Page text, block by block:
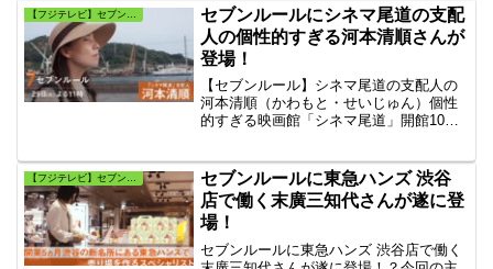
込んだ老舗おでん店・看板娘『中津川真
生子さん』さんの7つのルールとは？
セブンルールにシネマ尾道の支配
人の個性的すぎる河本清順さんが
登場！
【セブンルール】シネマ尾道の支配人の
河本清順（かわもと・せいじゅん）個性
的すぎる映画館「シネマ尾道」開館10年
（かわもと・せいじゅん）さんが絶対守
りたいセブンルールとは?
【フジテレビ】セブンルール
セブンルールに東急ハンズ 渋谷
店で働く末廣三知代さんが遂に登
場！
セブンルールに東急ハンズ 渋谷店で働く